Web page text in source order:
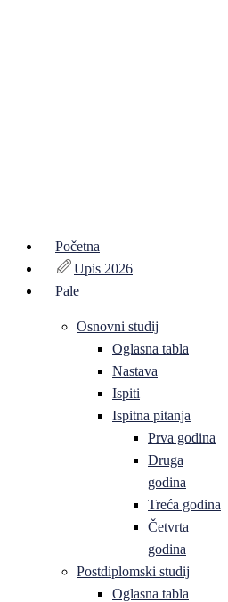
Početna
Upis 2026
Pale
Osnovni studij
Oglasna tabla
Nastava
Ispiti
Ispitna pitanja
Prva godina
Druga
godina
Treća godina
Četvrta
godina
Postdiplomski studij
Oglasna tabla